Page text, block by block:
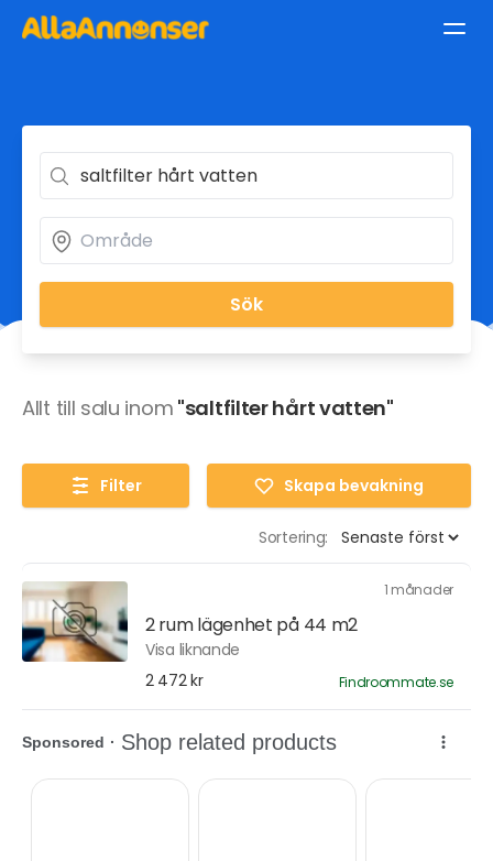
Sök
Allt till salu inom "saltfilter hårt vatten"
Filter Skapa bevakning
Sortering:
1 månader
2 rum lägenhet på 44 m2
Visa liknande
2 472 kr
Findroommate.se